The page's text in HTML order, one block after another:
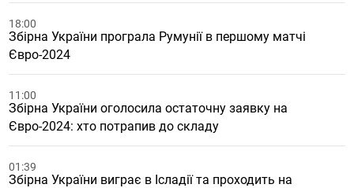
18:00
Збірна України програла Румунії в першому матчі
Євро-2024
11:00
Збірна України оголосила остаточну заявку на
Євро-2024: хто потрапив до складу
01:39
Збірна України виграє в Ісладії та проходить на